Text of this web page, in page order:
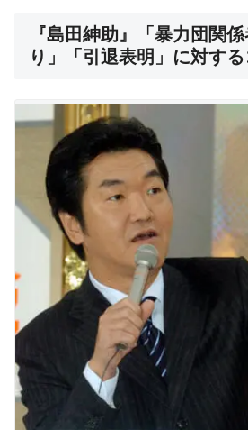
『島田紳助』「暴力団関
り」「引退表明」に対する